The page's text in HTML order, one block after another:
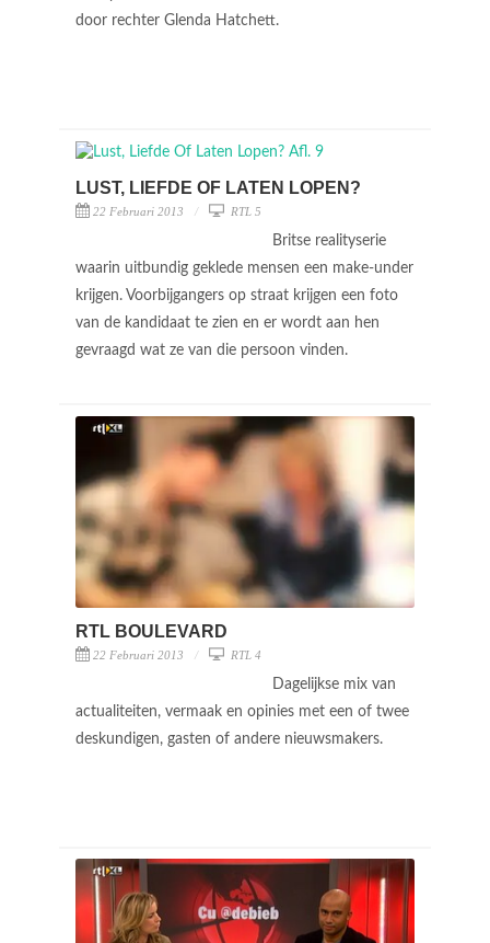
door rechter Glenda Hatchett.
LUST, LIEFDE OF LATEN LOPEN?
22 Februari 2013 RTL 5
Britse realityserie
waarin uitbundig geklede mensen een make-under
krijgen. Voorbijgangers op straat krijgen een foto
van de kandidaat te zien en er wordt aan hen
gevraagd wat ze van die persoon vinden.
RTL BOULEVARD
22 Februari 2013 RTL 4
Dagelijkse mix van
actualiteiten, vermaak en opinies met een of twee
deskundigen, gasten of andere nieuwsmakers.